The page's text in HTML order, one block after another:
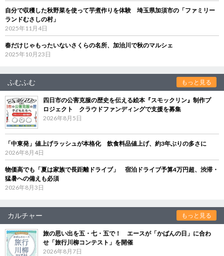
自分で収穫した秋野菜を使って芋煮作りを体験 埼玉県加須市の「ファミリー
ランドむさしの村」
2025年11月4日
春だけじゃもったいないさくらの名所、加治川で秋のマルシェ
2025年10月23日
ふむふむ もっと見る
四日市の公害克服の歴史を伝える絵本『スモックリン』制作プ
ロジェクト クラウドファンディングで支援を募集
2026年8月5日
「中東発」値上げラッシュが本格化 飲食料品値上げ、約3年ぶりの多さに
2026年8月4日
物価高でも「夏は家族で長距離ドライブ」 宿泊ドライブ予算4万円超、渋滞・
猛暑への備えも必須
2026年8月3日
カルチャー もっと見る
旅の思い出を五・七・五で！ エースが「かばんの日」に合わ
せ「旅行川柳コンテスト」を開催
2026年8月7日